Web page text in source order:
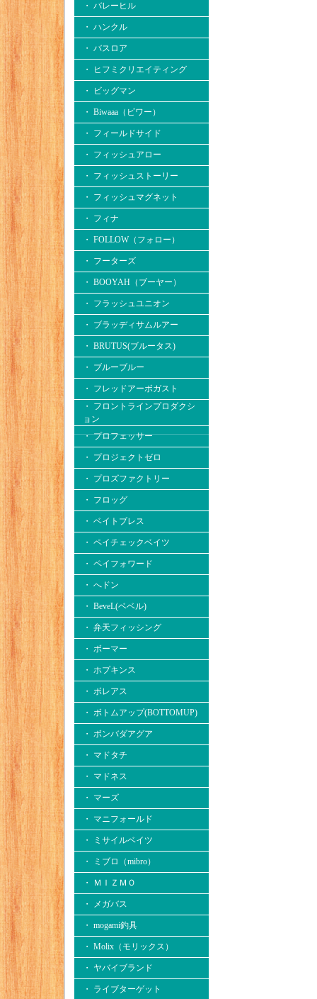
・ バレーヒル
・ ハンクル
・ バスロア
・ ヒフミクリエイティング
・ ビッグマン
・ Biwaaa（ビワー）
・ フィールドサイド
・ フィッシュアロー
・ フィッシュストーリー
・ フィッシュマグネット
・ フィナ
・ FOLLOW（フォロー）
・ フーターズ
・ BOOYAH（ブーヤー）
・ フラッシュユニオン
・ ブラッディサムルアー
・ BRUTUS(ブルータス)
・ ブルーブルー
・ フレッドアーボガスト
・ フロントラインプロダクシ
ョン
・ プロフェッサー
・ プロジェクトゼロ
・ プロズファクトリー
・ フロッグ
・ ベイトブレス
・ ペイチェックベイツ
・ ペイフォワード
・ へドン
・ BeveL(ベベル)
・ 弁天フィッシング
・ ボーマー
・ ホプキンス
・ ボレアス
・ ボトムアップ(BOTTOMUP)
・ ボンバダアグア
・ マドタチ
・ マドネス
・ マーズ
・ マニフォールド
・ ミサイルベイツ
・ ミブロ（mibro）
・ ＭＩＺＭＯ
・ メガバス
・ mogami釣具
・ Molix（モリックス）
・ ヤバイブランド
・ ライブターゲット